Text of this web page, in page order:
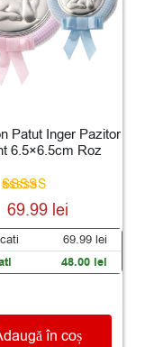
Patut Inger Pazitor
6.5×6.5cm Roz
Evaluat la
5.00
din 5
69.99 lei
69.99 lei
48.00 lei
în coș